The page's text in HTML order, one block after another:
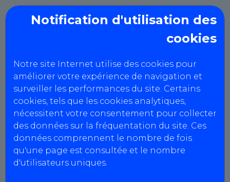
Notification d'utilisation des
cookies
Notre site Internet utilise des cookies pour
améliorer votre expérience de navigation et
surveiller les performances du site. Certains
cookies, tels que les cookies analytiques,
nécessitent votre consentement pour collecter
des données sur la fréquentation du site. Ces
données comprennent le nombre de fois
qu'une page est consultée et le nombre
d'utilisateurs uniques.
WD
Politique RGPD
DONNÉES PERSONNELLES
Politique de confidentialité
AutoBilan-Systems s’engage à ce que la
collecte et le traitement de vos données